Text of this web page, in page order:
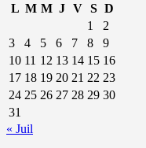
L M M J V S D
1
2
3
4 5 6 7 8
9
10 11 12 13 14 15 16
17 18 19 20 21 22 23
24 25 26 27 28 29 30
31
« Juil